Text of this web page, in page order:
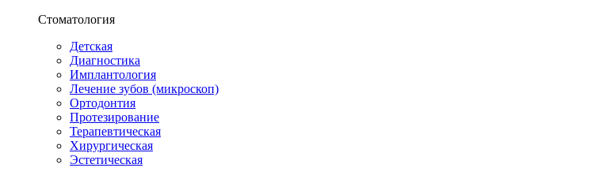
Стоматология
Детская
Диагностика
Имплантология
Лечение зубов (микроскоп)
Ортодонтия
Протезирование
Терапевтическая
Хирургическая
Эстетическая